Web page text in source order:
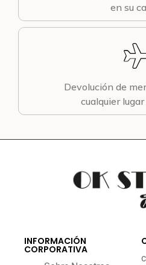
en su
Devolución de
cualquier
INFORMACIÓN
CORPORATIVA